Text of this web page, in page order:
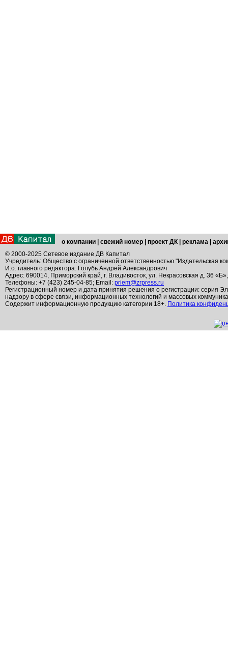
о компании свежий номер проект ДК реклама
© 2000-2025 Сетевое издание ДВ Капитал
Учредитель: Общество с ограниченной ответственностью "Издательская
И.о. главного редактора: Голубь Андрей Александрович
Адрес: 690014, Приморский край, г. Владивосток, ул. Некрасовская д. 36
Телефоны: +7 (423) 245-04-85; Email: priem@zrpress.ru
Регистрационный номер и дата принятия решения о регистрации: серия
надзору в сфере связи, информационных технологий и массовых
Содержит информационную продукцию категории 18+. Политика